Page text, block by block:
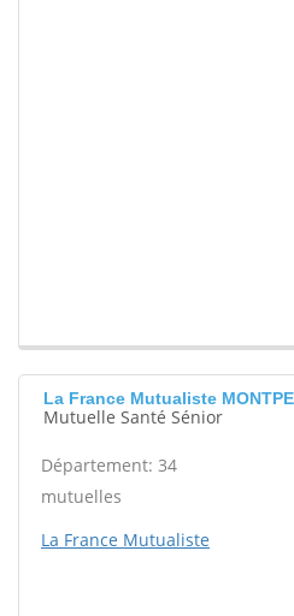
La France Mutualiste
Mutuelle Santé Sénior
Département: 34
mutuelles
La France Mutualiste